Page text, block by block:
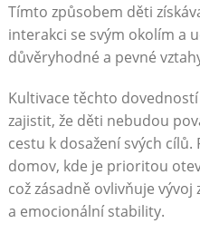
Tímto způsobem děti
interakci se svým okolím a
důvěryhodné a pevné
Kultivace těchto
zajistit, že děti nebudou
cestu k dosažení svých
domov, kde je prioritou
což zásadně ovlivňuje
a emocionální stability.